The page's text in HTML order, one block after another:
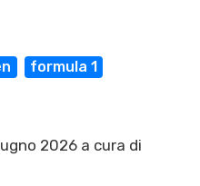
formula 1
2026 a cura di